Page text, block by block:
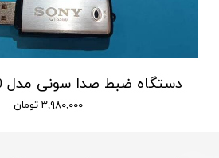
۳,۹۸۰,۰۰۰ تومان